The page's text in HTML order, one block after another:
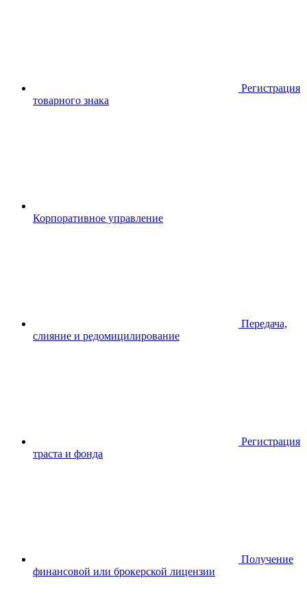
Регистрация
товарного знака
Корпоративное управление
Передача,
слияние и редомицилирование
Регистрация
траста и фонда
Получение
финансовой или брокерской лицензии